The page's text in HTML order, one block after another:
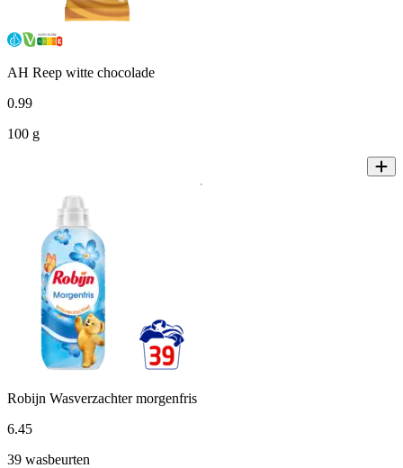
AH Reep witte chocolade
0.99
100 g
Robijn Wasverzachter morgenfris
6.45
39 wasbeurten